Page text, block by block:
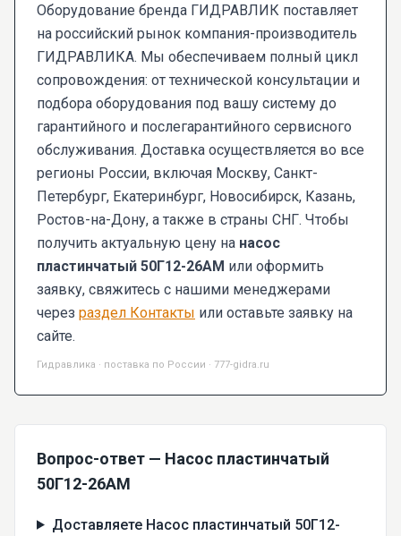
Оборудование бренда ГИДРАВЛИК поставляет
на российский рынок компания-производитель
ГИДРАВЛИКА. Мы обеспечиваем полный цикл
сопровождения: от технической консультации и
подбора оборудования под вашу систему до
гарантийного и послегарантийного сервисного
обслуживания. Доставка осуществляется во все
регионы России, включая Москву, Санкт-
Петербург, Екатеринбург, Новосибирск, Казань,
Ростов-на-Дону, а также в страны СНГ. Чтобы
получить актуальную цену на насос
пластинчатый 50Г12-26АМ или оформить
заявку, свяжитесь с нашими менеджерами
через раздел Контакты или оставьте заявку на
сайте.
Гидравлика · поставка по России · 777-gidra.ru
Вопрос-ответ — Насос пластинчатый
50Г12-26АМ
Доставляете Насос пластинчатый 50Г12-